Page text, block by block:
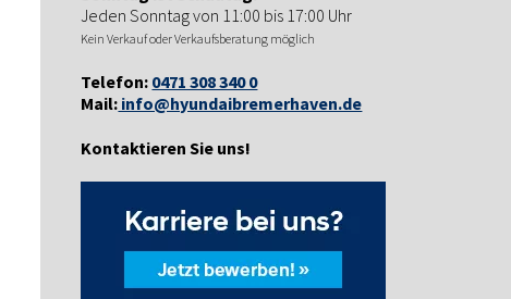
Jeden Sonntag von 11:00 bis 17:00 Uhr
Kein Verkauf oder Verkaufsberatung möglich
Telefon: 0471 308 340 0
Mail: info@hyundaibremerhaven.de
Kontaktieren Sie uns!